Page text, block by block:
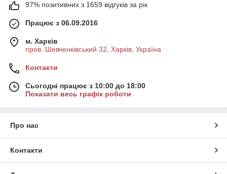
97% позитивних з 1659 відгуків за рік
Працює з 06.09.2016
м. Харків
пров. Шевченківський 32, Харків, Україна
Контакти
Сьогодні працює з 10:00 до 18:00
Показати весь графік роботи
Про нас
Контакти